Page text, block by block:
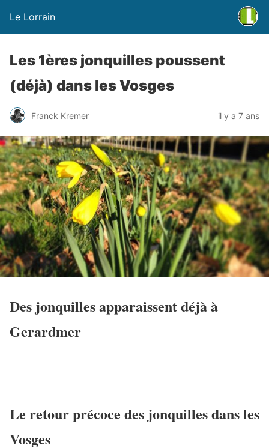
Le Lorrain
Les 1ères jonquilles poussent
(déjà) dans les Vosges
Franck Kremer il y a 7 ans
Des jonquilles apparaissent déjà à
Gerardmer
Le retour précoce des jonquilles dans les
Vosges